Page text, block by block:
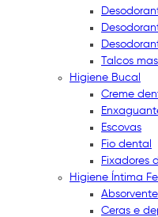
Talcos
Higiene Bucal
Creme
Escovas
Fio dental
Fixadores
Higiene Íntima
Ceras e